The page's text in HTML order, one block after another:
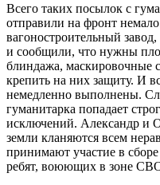
Всего таких посылок с
отправили на фронт
вагоностроительный
и сообщили, что нужны
блиндажа, маскировочные
крепить на них защиту. И
немедленно выполнены.
гуманитарка попадает
исключений. Александр и
земли кланяются всем
принимают участие в
ребят, воюющих в зоне